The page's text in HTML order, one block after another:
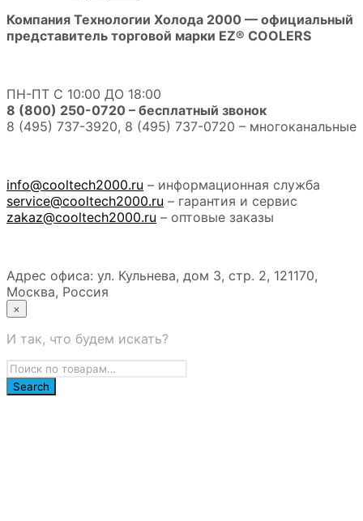
Компания Технологии Холода 2000 — официальный
представитель торговой марки EZ® COOLERS
ПН-ПТ С 10:00 ДО 18:00
8 (800) 250-0720 – бесплатный звонок
8 (495) 737-3920, 8 (495) 737-0720 – многоканальные
info@cooltech2000.ru – информационная служба
service@cooltech2000.ru – гарантия и сервис
zakaz@cooltech2000.ru – оптовые заказы
Адрес офиса: ул. Кульнева, дом 3, стр. 2, 121170,
Москва, Россия
×
И так, что будем искать?